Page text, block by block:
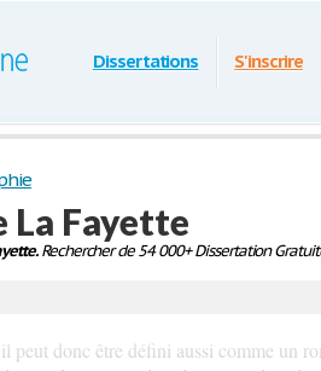
Dissertations S'inscrire
La Fayette
Rechercher de 54 000+ Dissertation
peut donc être défini aussi comme un